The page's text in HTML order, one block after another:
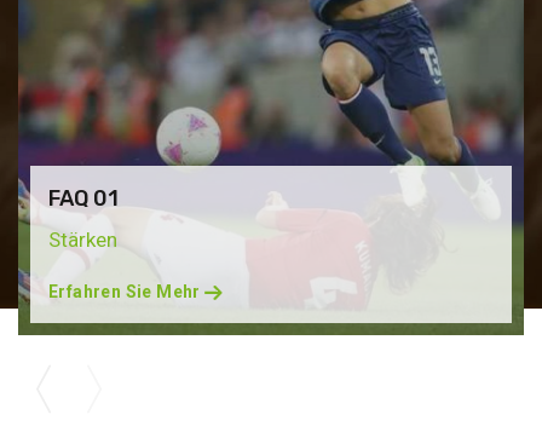
FAQ 01
Stärken
Erfahren Sie Mehr